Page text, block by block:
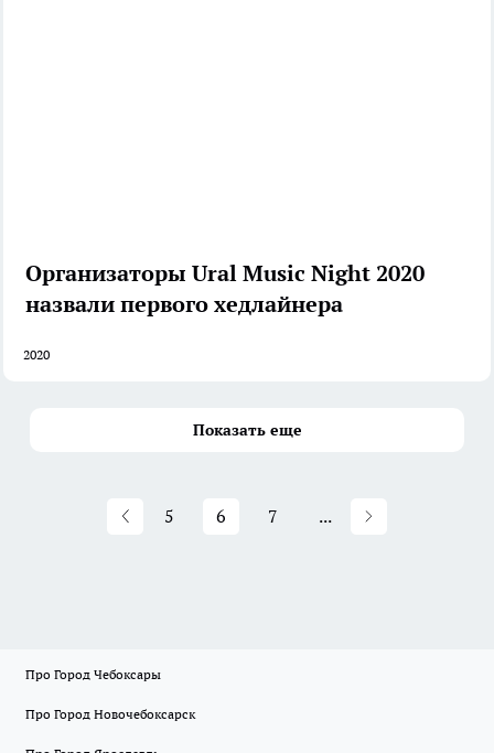
Организаторы Ural Music Night 2020
назвали первого хедлайнера
2020
Показать еще
5 6 7 ...
Про Город Чебоксары
Про Город Новочебоксарск